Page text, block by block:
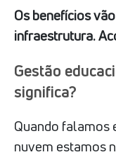
Os benefícios
infraestrutura.
Gestão
significa?
Quando falamos
nuvem estamos